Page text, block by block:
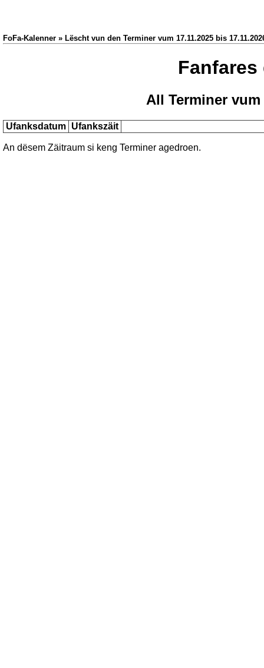
FoFa-Kalenner » Lëscht vun den Terminer vum 17.11.2025 bis
All Terminer vum
Ufanksdatum Ufankszäit
An dësem Zäitraum si keng Terminer agedroen.